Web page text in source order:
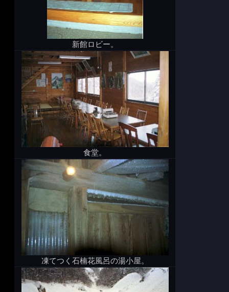
新館ロビー。
食堂。
凍てつく石楠花風呂の湯小屋。